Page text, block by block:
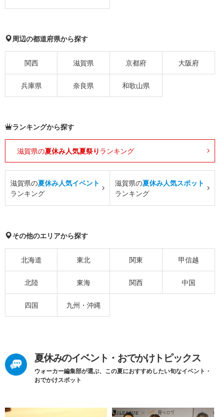
周辺の都道府県から探す
関西 滋賀県 京都府 大阪府
兵庫県 奈良県 和歌山県
ランキングから探す
滋賀県の夏休み人気夏祭り ランキング
滋賀県の夏休み人気イベント
ランキング
滋賀県の夏休み人気スポット
ランキング
その他のエリアから探す
北海道 東北 関東 甲信越
北陸 東海 関西 中国
四国 九州・沖縄
夏休みのイベント・おでかけトピックス
ウォーカー編集部が選ぶ、この夏におすすめしたい旬なイベント・
おでかけスポット